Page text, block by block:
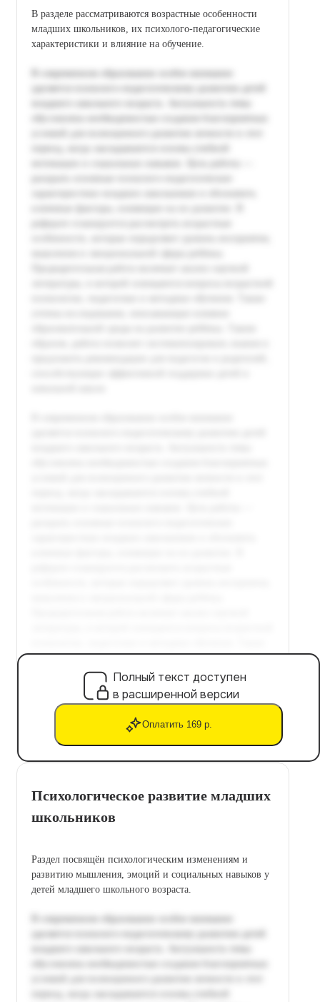
В разделе рассматриваются возрастные особенности
младших школьников, их психолого-педагогические
характеристики и влияние на обучение.
Полный текст доступен
в расширенной версии
Оплатить 169 р.
Психологическое развитие младших
школьников
Раздел посвящён психологическим изменениям и
развитию мышления, эмоций и социальных навыков у
детей младшего школьного возраста.